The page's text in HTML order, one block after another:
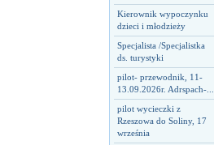
Kierownik wypoczynku
dzieci i młodzieży
Specjalista /Specjalistka
ds. turystyki
pilot- przewodnik, 11-
13.09.2026r. Adrspach-...
pilot wycieczki z
Rzeszowa do Soliny, 17
września